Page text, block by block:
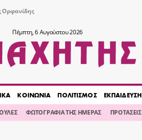
Ορφανίδης
Πέμπτη, 6 Αυγούστου 2026
ΚΟΙΝΩΝΙΑ ΠΟΛΙΤΙΣΜΟΣ ΕΚΠΑΙΔΕΥΣΗ
ΦΩΤΟΓΡΑΦΙΑ ΤΗΣ ΗΜΕΡΑΣ ΠΡΟΤΑΣΕΙΣ